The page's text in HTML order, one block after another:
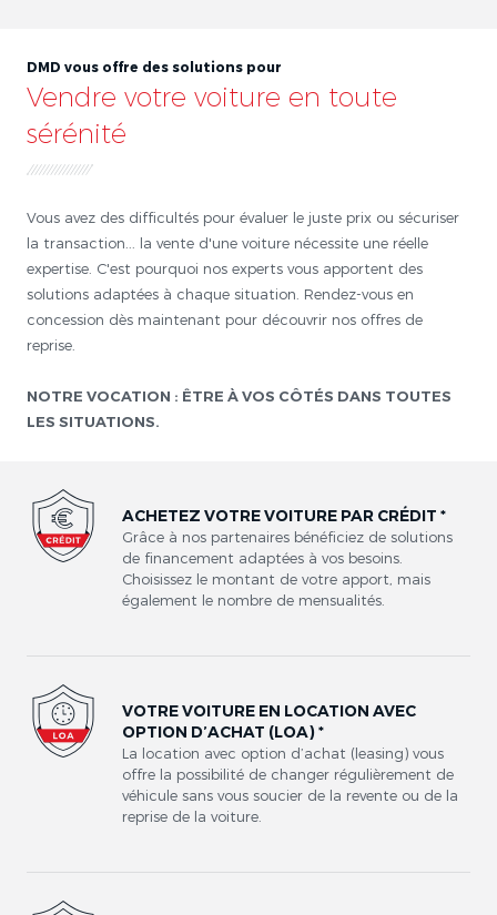
DMD vous offre des solutions pour
Vendre votre voiture en toute
sérénité
Vous avez des difficultés pour évaluer le juste prix ou sécuriser
la transaction... la vente d'une voiture nécessite une réelle
expertise. C'est pourquoi nos experts vous apportent des
solutions adaptées à chaque situation. Rendez-vous en
concession dès maintenant pour découvrir nos offres de
reprise.
NOTRE VOCATION : ÊTRE À VOS CÔTÉS DANS TOUTES
LES SITUATIONS.
ACHETEZ VOTRE VOITURE PAR CRÉDIT *
Grâce à nos partenaires bénéficiez de solutions
de financement adaptées à vos besoins.
Choisissez le montant de votre apport, mais
également le nombre de mensualités.
VOTRE VOITURE EN LOCATION AVEC
OPTION D’ACHAT (LOA) *
La location avec option d’achat (leasing) vous
offre la possibilité de changer régulièrement de
véhicule sans vous soucier de la revente ou de la
reprise de la voiture.